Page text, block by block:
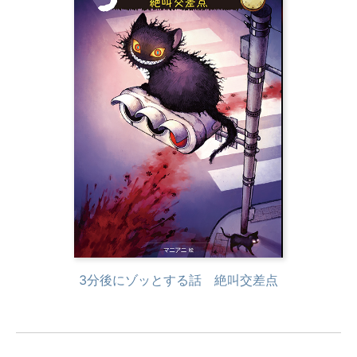
3分後にゾッとする話 絶叫交差点